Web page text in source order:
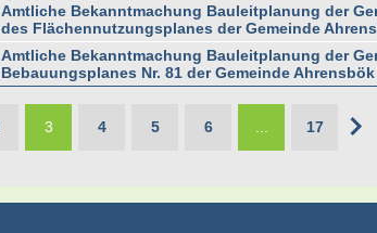
Amtliche Bekanntmachung Bauleitplanung der
des Flächennutzungsplanes der Gemeinde
Amtliche Bekanntmachung Bauleitplanung der
Bebauungsplanes Nr. 81 der Gemeinde Ahrensbök
3 4 5 6 17